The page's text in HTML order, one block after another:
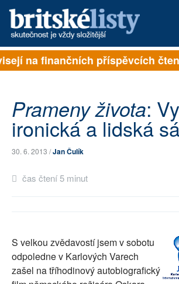
PŘIHLÁSIT
ARCHIV
PŘÍSPĚVKY NA PROVOZ
SOCIÁLNÍ SÍTĚ
na finančních příspěvcích
Prameny života:
ironická a lidská
30. 6. 2013 /Jan Čulík
čas čtení 5 minut
S velkou zvědavostí jsem v sobotu
odpoledne v Karlových Varech
zašel na tříhodinový autobiografický